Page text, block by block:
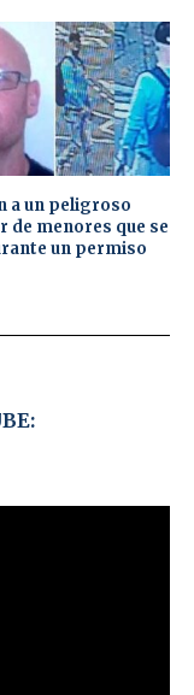
a un peligroso
de menores que se
un permiso